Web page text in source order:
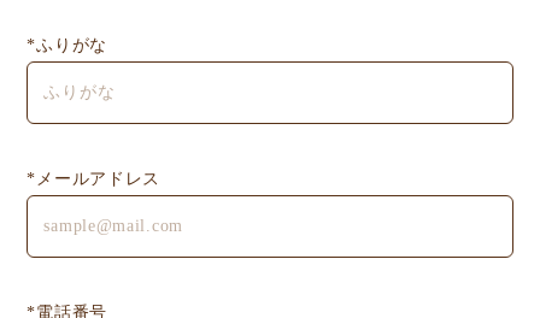
*ふりがな
*メールアドレス
*電話番号